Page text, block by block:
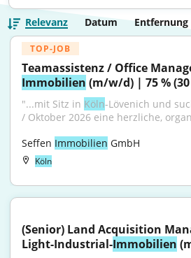
Relevanz Datum Entfernung
TOP-JOB
Immobilien (m/w/d) | 75 %
"...mit Sitz in Köln-Lövenich und
/ Oktober 2026 eine herzliche,
Seffen Immobilien GmbH
Köln
(Senior) Land Acquisition
Light-Industrial-Immobilien